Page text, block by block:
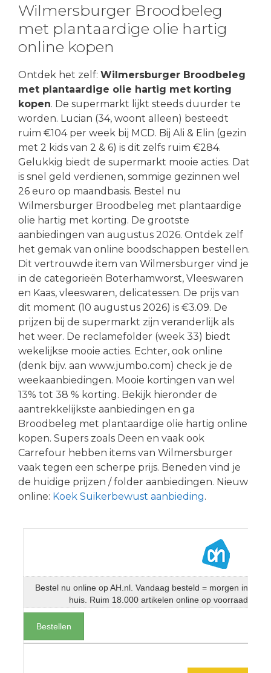
Wilmersburger Broodbeleg
met plantaardige olie hartig
online kopen
Ontdek het zelf: Wilmersburger Broodbeleg
met plantaardige olie hartig met korting
kopen. De supermarkt lijkt steeds duurder te
worden. Lucian (34, woont alleen) besteedt
ruim €104 per week bij MCD. Bij Ali & Elin (gezin
met 2 kids van 2 & 6) is dit zelfs ruim €284.
Gelukkig biedt de supermarkt mooie acties. Dat
is snel geld verdienen, sommige gezinnen wel
26 euro op maandbasis. Bestel nu
Wilmersburger Broodbeleg met plantaardige
olie hartig met korting. De grootste
aanbiedingen van augustus 2026. Ontdek zelf
het gemak van online boodschappen bestellen.
Dit vertrouwde item van Wilmersburger vind je
in de categorieën Boterhamworst, Vleeswaren
en Kaas, vleeswaren, delicatessen. De prijs van
dit moment (10 augustus 2026) is €3.09. De
prijzen bij de supermarkt zijn veranderlijk als
het weer. De reclamefolder (week 33) biedt
wekelijkse mooie acties. Echter, ook online
(denk bijv. aan www.jumbo.com) check je de
weekaanbiedingen. Mooie kortingen van wel
13% tot 38 % korting. Bekijk hieronder de
aantrekkelijkste aanbiedingen en ga
Broodbeleg met plantaardige olie hartig online
kopen. Supers zoals Deen en vaak ook
Carrefour hebben items van Wilmersburger
vaak tegen een scherpe prijs. Beneden vind je
de huidige prijzen / folder aanbiedingen. Nieuw
online: Koek Suikerbewust aanbieding.
Bestel nu online op AH.nl. Vandaag besteld = morgen in
huis. Ruim 18.000 artikelen online op voorraad
Bestellen